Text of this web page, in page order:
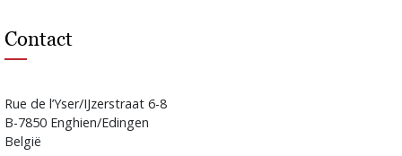
Contact
Rue de l’Yser/IJzerstraat 6-8
B-7850 Enghien/Edingen
België